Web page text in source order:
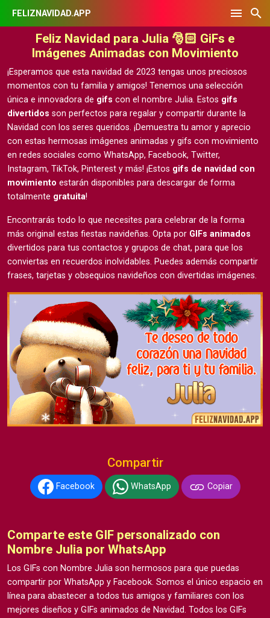
FELIZNAVIDAD.APP
Feliz Navidad para Julia 🎅🏻 GiFs e
Imágenes Animadas con Movimiento
¡Esperamos que esta navidad de 2023 tengas unos preciosos
momentos con tu familia y amigos! Tenemos una selección
única e innovadora de gifs con el nombre Julia. Estos gifs
divertidos son perfectos para regalar y compartir durante la
Navidad con los seres queridos. ¡Demuestra tu amor y aprecio
con estas hermosas imágenes animadas y gifs con movimiento
en redes sociales como WhatsApp, Facebook, Twitter,
Instagram, TikTok, Pinterest y más! ¡Estos gifs de navidad con
movimiento estarán disponibles para descargar de forma
totalmente gratuita!
Encontrarás todo lo que necesites para celebrar de la forma
más original estas fiestas navideñas. Opta por GIFs animados
divertidos para tus contactos y grupos de chat, para que los
conviertas en recuerdos inolvidables. Puedes además compartir
frases, tarjetas y obsequios navideños con divertidas imágenes.
Compartir
Facebook WhatsApp Copiar
Comparte este GIF personalizado con
Nombre Julia por WhatsApp
Los GIFs con Nombre Julia son hermosos para que puedas
compartir por WhatsApp y Facebook. Somos el único espacio en
línea para abastecer a todos tus amigos y familiares con los
mejores diseños y GIFs animados de Navidad. Todos los GIFs